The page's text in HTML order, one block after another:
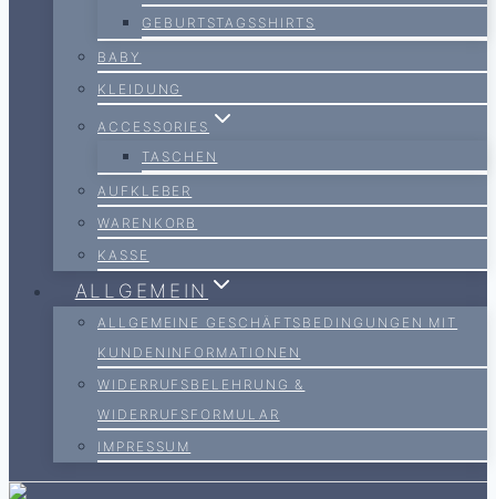
GEBURTSTAGSSHIRTS
BABY
KLEIDUNG
ACCESSORIES
TASCHEN
AUFKLEBER
WARENKORB
KASSE
ALLGEMEIN
ALLGEMEINE GESCHÄFTSBEDINGUNGEN MIT
KUNDENINFORMATIONEN
WIDERRUFSBELEHRUNG &
WIDERRUFSFORMULAR
IMPRESSUM